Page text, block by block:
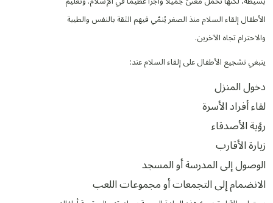
الأطفال إلقاء السلام منذ الصغر يُنمّي فيهم الثقة بالنفس والطيبة
والاحترام تجاه الآخرين.
ينبغي تشجيع الأطفال على إلقاء السلام عند:
دخول المنزل
لقاء أفراد الأسرة
رؤية الأصدقاء
زيارة الأقارب
الوصول إلى المدرسة أو المسجد
الانضمام إلى التجمعات أو مجموعات اللعب